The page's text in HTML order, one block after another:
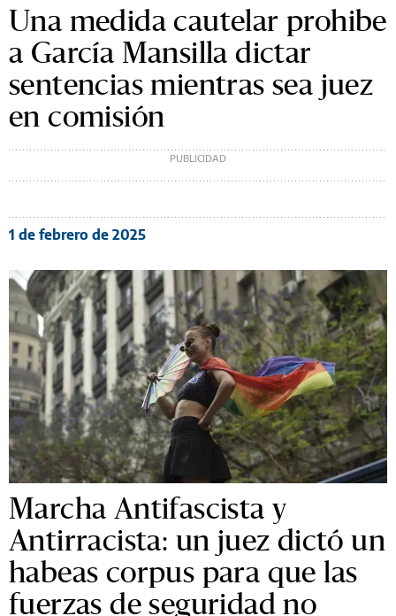
Una medida cautelar prohibe
a García Mansilla dictar
sentencias mientras sea juez
en comisión
1 de febrero de 2025
Marcha Antifascista y
Antirracista: un juez dictó un
habeas corpus para que las
fuerzas de seguridad no